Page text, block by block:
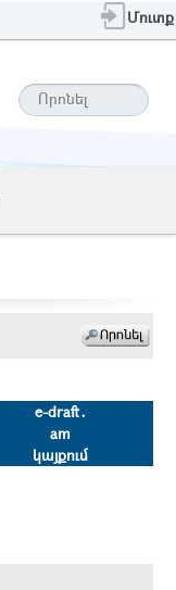
Մուտք
e-draft․
am
կայքում